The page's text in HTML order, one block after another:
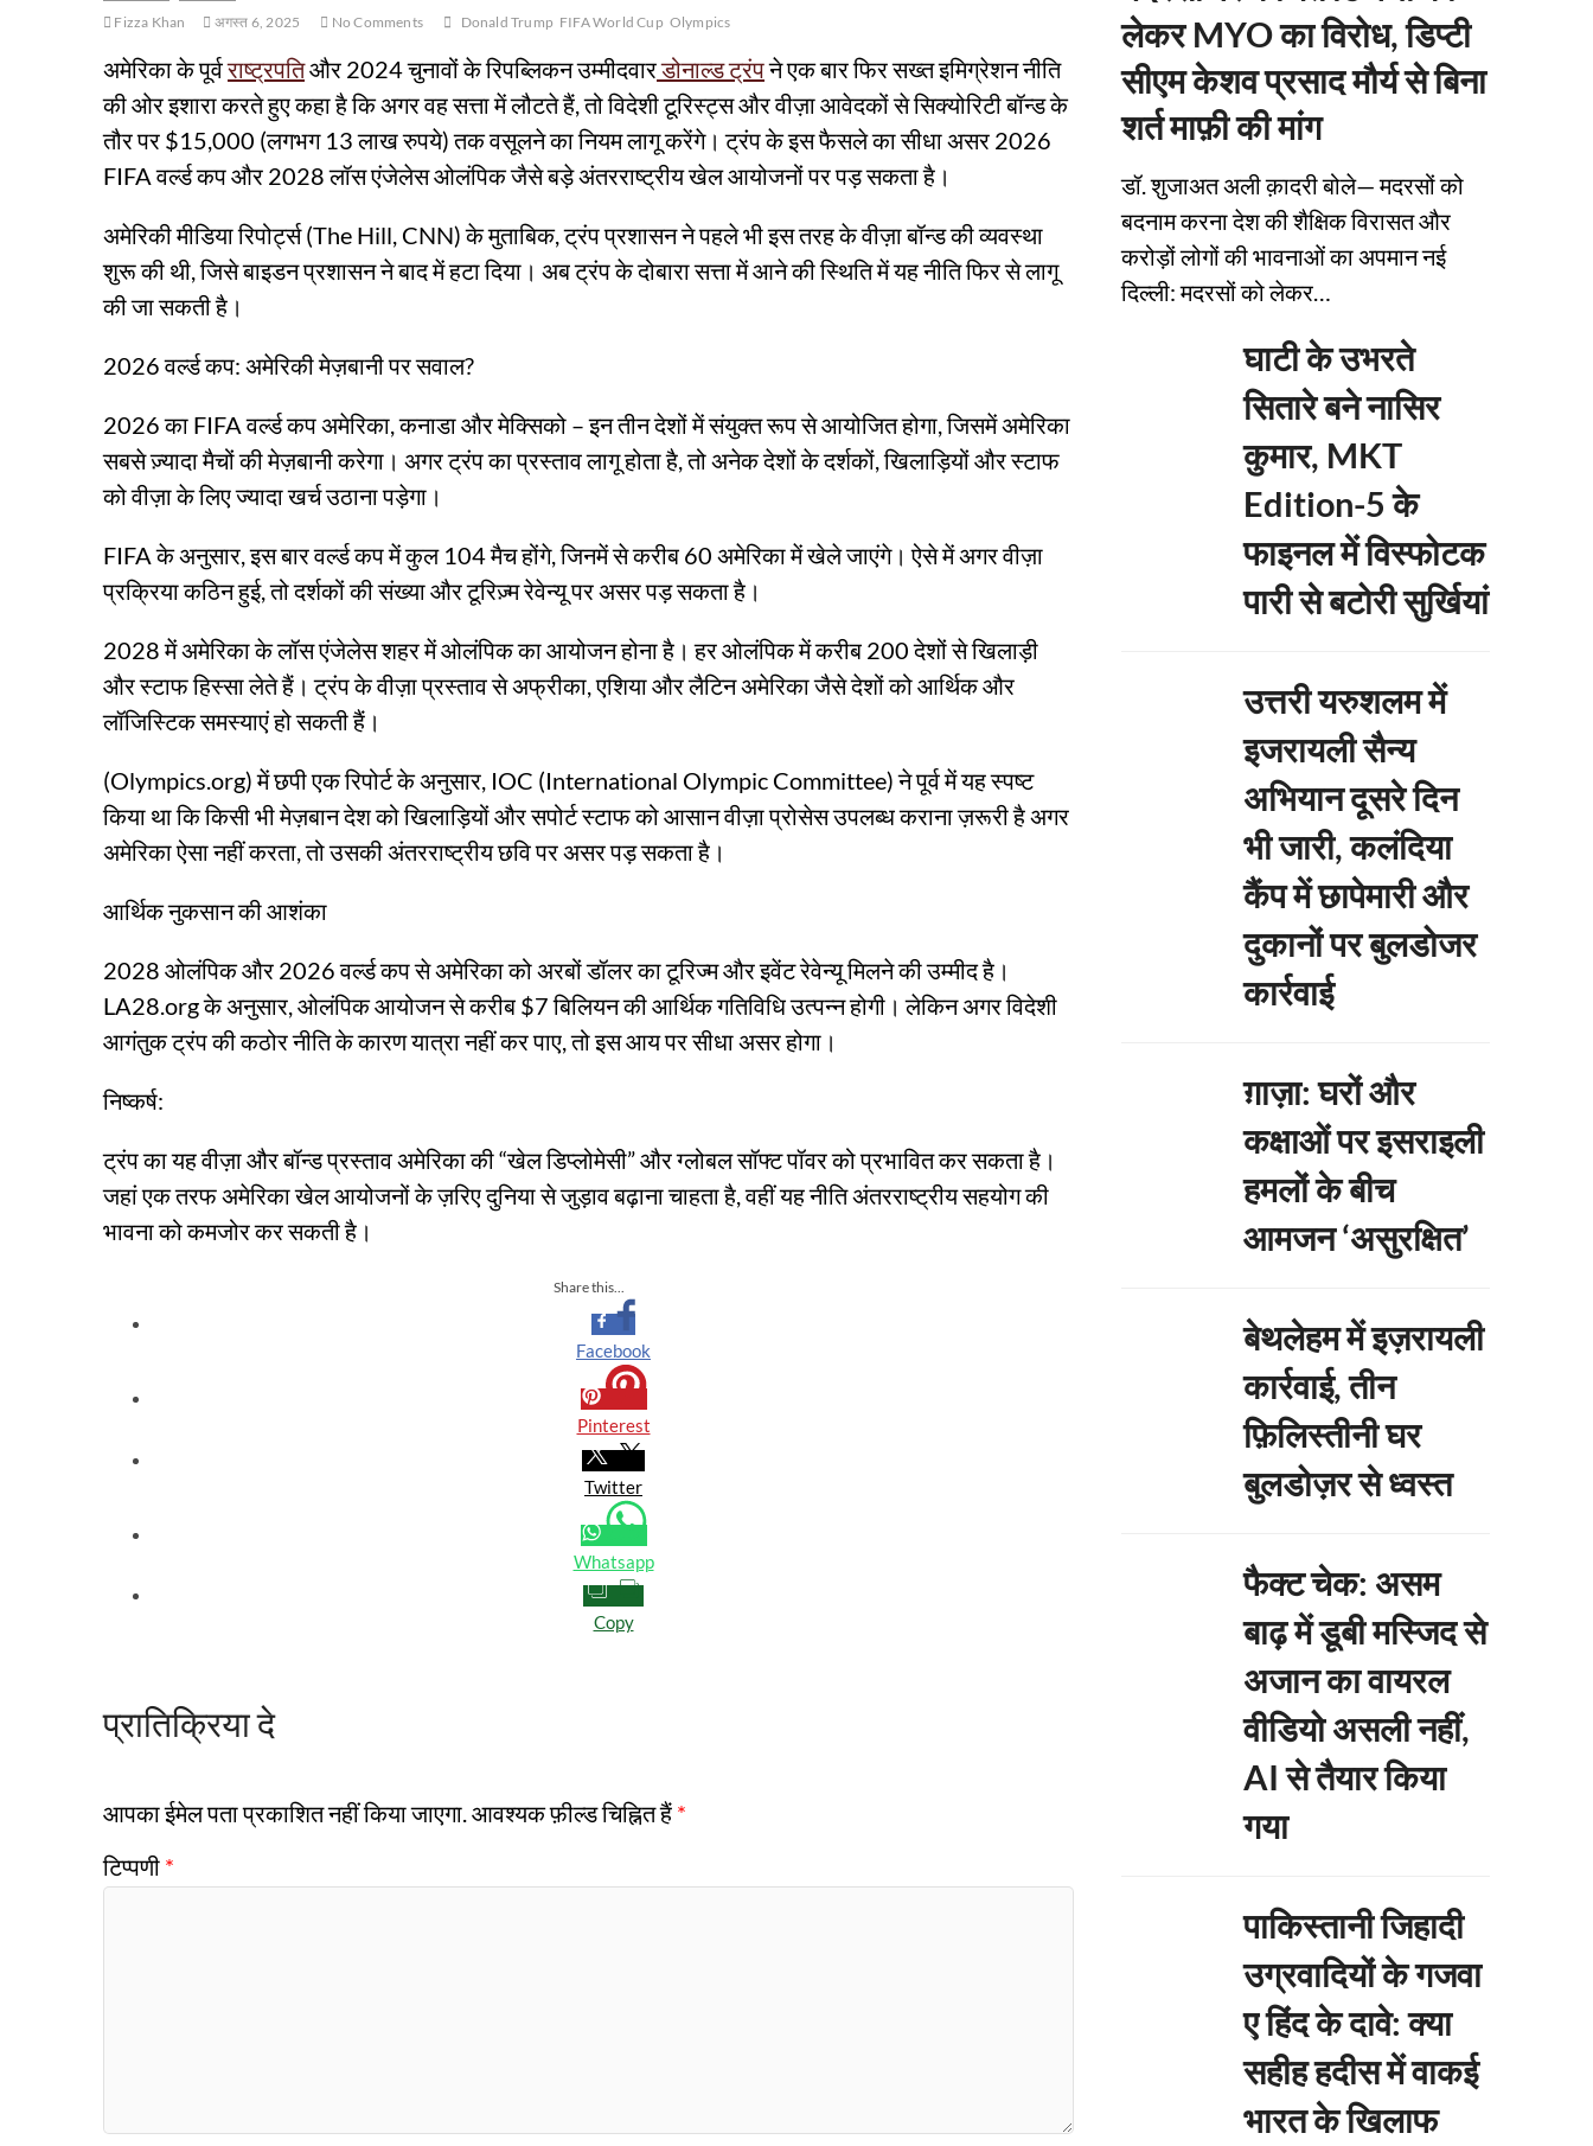
Fizza Khan
अगस्त 6, 2025 No Comments Donald Trump FIFA World Cup Olympics
अमेरिका के पूर्वराष्ट्रपतिऔर 2024 चुनावों के रिपब्लिकन उम्मीदवारडोनाल्ड ट्रंपने एक बार फिर सख्त इमिग्रेशन नीति
की ओर इशारा करते हुए कहा है कि अगर वह सत्ता में लौटते हैं, तो विदेशी टूरिस्ट्स और वीज़ा आवेदकों से सिक्योरिटी बॉन्ड के
तौर पर $15,000 (लगभग 13 लाख रुपये) तक वसूलने का नियम लागू करेंगे। ट्रंप के इस फैसले का सीधा असर 2026
FIFA वर्ल्ड कप और 2028 लॉस एंजेलेस ओलंपिक जैसे बड़े अंतरराष्ट्रीय खेल आयोजनों पर पड़ सकता है।
अमेरिकी मीडिया रिपोर्ट्स (The Hill, CNN) के मुताबिक, ट्रंप प्रशासन ने पहले भी इस तरह के वीज़ा बॉन्ड की व्यवस्था
शुरू की थी, जिसे बाइडन प्रशासन ने बाद में हटा दिया। अब ट्रंप के दोबारा सत्ता में आने की स्थिति में यह नीति फिर से लागू
की जा सकती है।
2026 वर्ल्ड कप: अमेरिकी मेज़बानी पर सवाल?
2026 का FIFA वर्ल्ड कप अमेरिका, कनाडा और मेक्सिको – इन तीन देशों में संयुक्त रूप से आयोजित होगा, जिसमें अमेरिका
सबसे ज़्यादा मैचों की मेज़बानी करेगा। अगर ट्रंप का प्रस्ताव लागू होता है, तो अनेक देशों के दर्शकों, खिलाड़ियों और स्टाफ
को वीज़ा के लिए ज्यादा खर्च उठाना पड़ेगा।
FIFA के अनुसार, इस बार वर्ल्ड कप में कुल 104 मैच होंगे, जिनमें से करीब 60 अमेरिका में खेले जाएंगे। ऐसे में अगर वीज़ा
प्रक्रिया कठिन हुई, तो दर्शकों की संख्या और टूरिज़्म रेवेन्यू पर असर पड़ सकता है।
2028 में अमेरिका के लॉस एंजेलेस शहर में ओलंपिक का आयोजन होना है। हर ओलंपिक में करीब 200 देशों से खिलाड़ी
और स्टाफ हिस्सा लेते हैं। ट्रंप के वीज़ा प्रस्ताव से अफ्रीका, एशिया और लैटिन अमेरिका जैसे देशों को आर्थिक और
लॉजिस्टिक समस्याएं हो सकती हैं।
(Olympics.org) में छपी एक रिपोर्ट के अनुसार, IOC (International Olympic Committee) ने पूर्व में यह स्पष्ट
किया था कि किसी भी मेज़बान देश को खिलाड़ियों और सपोर्ट स्टाफ को आसान वीज़ा प्रोसेस उपलब्ध कराना ज़रूरी है अगर
अमेरिका ऐसा नहीं करता, तो उसकी अंतरराष्ट्रीय छवि पर असर पड़ सकता है।
आर्थिक नुकसान की आशंका
2028 ओलंपिक और 2026 वर्ल्ड कप से अमेरिका को अरबों डॉलर का टूरिज्म और इवेंट रेवेन्यू मिलने की उम्मीद है।
LA28.org के अनुसार, ओलंपिक आयोजन से करीब $7 बिलियन की आर्थिक गतिविधि उत्पन्न होगी। लेकिन अगर विदेशी
आगंतुक ट्रंप की कठोर नीति के कारण यात्रा नहीं कर पाए, तो इस आय पर सीधा असर होगा।
निष्कर्ष:
ट्रंप का यह वीज़ा और बॉन्ड प्रस्ताव अमेरिका की “खेल डिप्लोमेसी” और ग्लोबल सॉफ्ट पॉवर को प्रभावित कर सकता है।
जहां एक तरफ अमेरिका खेल आयोजनों के ज़रिए दुनिया से जुड़ाव बढ़ाना चाहता है, वहीं यह नीति अंतरराष्ट्रीय सहयोग की
भावना को कमजोर कर सकती है।
Share this...
Facebook
Pinterest
Twitter
Whatsapp
Copy
प्रातिक्रिया दे
आपका ईमेल पता प्रकाशित नहीं किया जाएगा.आवश्यक फ़ील्ड चिह्नित हैं *
टिप्पणी *
लेकर MYO का विरोध, डिप्टी
सीएम केशव प्रसाद मौर्य से बिना
शर्त माफ़ी की मांग
डॉ. शुजाअत अली क़ादरी बोले— मदरसों को
बदनाम करना देश की शैक्षिक विरासत और
करोड़ों लोगों की भावनाओं का अपमान नई
दिल्ली: मदरसों को लेकर…
घाटी के उभरते
सितारे बने नासिर
कुमार, MKT
Edition-5 के
फाइनल में विस्फोटक
पारी से बटोरी सुर्खियां
उत्तरी यरुशलम में
इजरायली सैन्य
अभियान दूसरे दिन
भी जारी, कलंदिया
कैंप में छापेमारी और
दुकानों पर बुलडोजर
कार्रवाई
ग़ाज़ा: घरों और
कक्षाओं पर इसराइली
हमलों के बीच
आमजन ‘असुरक्षित’
बेथलेहम में इज़रायली
कार्रवाई, तीन
फ़िलिस्तीनी घर
बुलडोज़र से ध्वस्त
फैक्ट चेक: असम
बाढ़ में डूबी मस्जिद से
अजान का वायरल
वीडियो असली नहीं,
AI से तैयार किया
गया
पाकिस्तानी जिहादी
उग्रवादियों के गजवा
ए हिंद के दावे: क्या
सहीह हदीस में वाकई
भारत के खिलाफ